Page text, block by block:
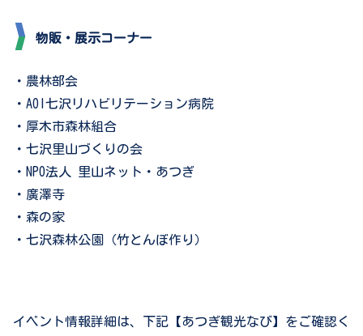
物販・展示コーナー
・農林部会
・AOI七沢リハビリテーション病院
・厚木市森林組合
・七沢里山づくりの会
・NPO法人 里山ネット・あつぎ
​・廣澤寺
・森の家
・七沢森林公園（竹とんぼ作り）
イベント情報詳細は、下記【あつぎ観光なび】をご確認く